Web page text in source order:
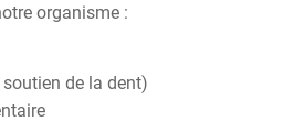
organisme :
de la dent)